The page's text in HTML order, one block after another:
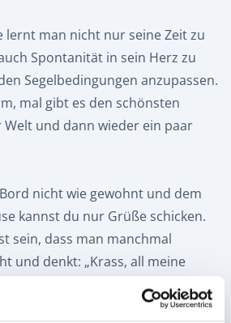
lernt man nicht nur seine Zeit zu
Spontanität in sein Herz zu
Segelbedingungen anzupassen.
mal gibt es den schönsten
und dann wieder ein paar
nicht wie gewohnt und dem
kannst du nur Grüße schicken.
sein, dass man manchmal
und denkt: „Krass, all meine
in der Schule, während ich über
Die Zeit vergeht viel zu schnell und